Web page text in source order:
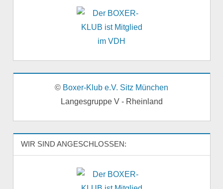
© Boxer-Klub e.V. Sitz München
Langesgruppe V - Rheinland
WIR SIND ANGESCHLOSSEN: